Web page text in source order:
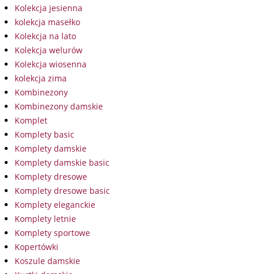
Kolekcja jesienna
kolekcja masełko
Kolekcja na lato
Kolekcja welurów
Kolekcja wiosenna
kolekcja zima
Kombinezony
Kombinezony damskie
Komplet
Komplety basic
Komplety damskie
Komplety damskie basic
Komplety dresowe
Komplety dresowe basic
Komplety eleganckie
Komplety letnie
Komplety sportowe
Kopertówki
Koszule damskie